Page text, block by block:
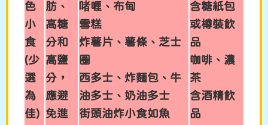
色
小
食
(少
選
為
佳)
肪、
高糖
分和
高鹽
分，
應避
免進
啫喱、布甸
雪糕
炸薯片、薯條、芝士
圈
西多士、炸麵包、牛
油多士、奶油多士
街頭油炸小食如魚
含糖紙包
或樽裝飲
品
咖啡、濃
茶
含酒精飲
品